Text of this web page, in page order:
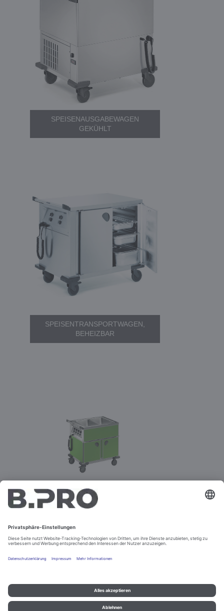
SPEISENAUSGABEWAGEN
GEKÜHLT
SPEISENTRANSPORTWAGEN,
BEHEIZBAR
ZUBEHÖR FÜR
SPEISENAUSGABE- UND -
TRANSPORTWAGEN
Impressum und Datenschutz Kontakt
Rechtliche Hinweise